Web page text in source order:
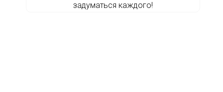
задуматься каждого!